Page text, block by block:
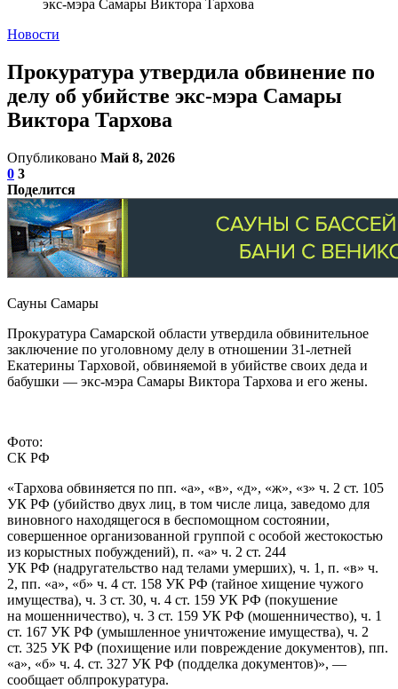
экс-мэра Самары Виктора Тархова
Новости
Прокуратура утвердила обвинение по
делу об убийстве экс-мэра Самары
Виктора Тархова
Опубликовано Май 8, 2026
0 3
Поделится
Сауны Самары
Прокуратура Самарской области утвердила обвинительное
заключение по уголовному делу в отношении 31-летней
Екатерины Тарховой, обвиняемой в убийстве своих деда и
бабушки — экс-мэра Самары Виктора Тархова и его жены.
Фото:
СК РФ
«Тархова обвиняется по пп. «а», «в», «д», «ж», «з» ч. 2 ст. 105
УК РФ (убийство двух лиц, в том числе лица, заведомо для
виновного находящегося в беспомощном состоянии,
совершенное организованной группой с особой жестокостью
из корыстных побуждений), п. «а» ч. 2 ст. 244
УК РФ (надругательство над телами умерших), ч. 1, п. «в» ч.
2, пп. «а», «б» ч. 4 ст. 158 УК РФ (тайное хищение чужого
имущества), ч. 3 ст. 30, ч. 4 ст. 159 УК РФ (покушение
на мошенничество), ч. 3 ст. 159 УК РФ (мошенничество), ч. 1
ст. 167 УК РФ (умышленное уничтожение имущества), ч. 2
ст. 325 УК РФ (похищение или повреждение документов), пп.
«а», «б» ч. 4. ст. 327 УК РФ (подделка документов)», —
сообщает облпрокуратура.